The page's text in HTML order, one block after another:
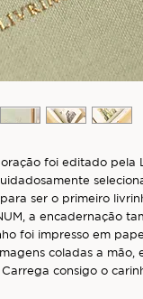
foi editado pela
ser o primeiro
a encadernação
foi impresso em
coladas a
consigo o